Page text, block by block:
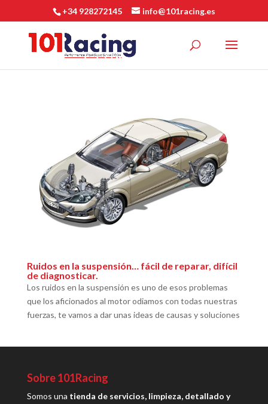
+34 928272145 info@101racing.es
Ruidos en la suspensión… fácil de reparar, difícil
de diagnosticar.
Los ruidos en la suspensión es uno de esos problemas
que los aficionados al motor odiamos con todas nuestras
fuerzas, te vamos a dar unas ideas de causas y soluciones
Sobre 101Racing
Somos una tienda de servicios, limpieza, detallado y